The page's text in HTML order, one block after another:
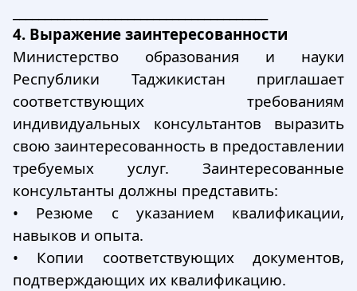
4. Выражение заинтересованности
Министерство образования и науки
Республики Таджикистан приглашает
соответствующих требованиям
индивидуальных консультантов выразить
свою заинтересованность в предоставлении
требуемых услуг. Заинтересованные
консультанты должны представить:
•
Резюме с указанием квалификации,
навыков и опыта.
•
Копии соответствующих документов,
подтверждающих их квалификацию.